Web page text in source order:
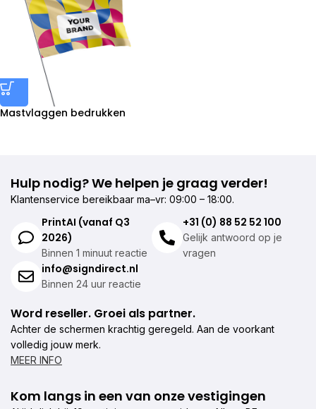
Mastvlaggen bedrukken
Hulp nodig? We helpen je graag verder!
Klantenservice bereikbaar ma–vr: 09:00 – 18:00.
PrintAI (vanaf Q3
2026)
Binnen 1 minuut reactie
+31 (0) 88 52 52 100
Gelijk antwoord op je
vragen
info@signdirect.nl
Binnen 24 uur reactie
Word reseller. Groei als partner.
Achter de schermen krachtig geregeld. Aan de voorkant
volledig jouw merk.
MEER INFO
Kom langs in een van onze vestigingen